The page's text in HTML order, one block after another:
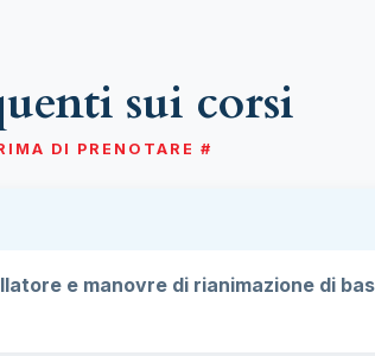
sui corsi
DI PRENOTARE #
e manovre di rianimazione di